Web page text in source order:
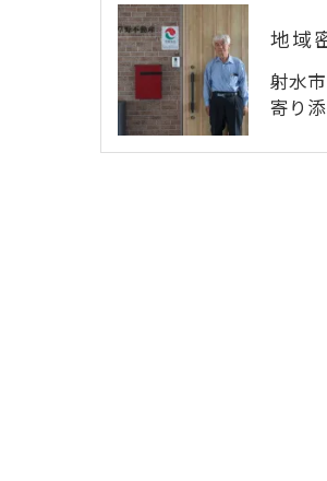
地域
射水
寄り